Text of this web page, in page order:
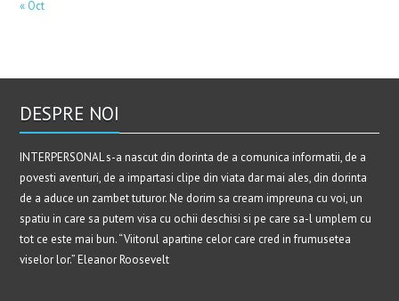
« Oct
DESPRE NOI
INTERPERSONAL s-a nascut din dorinta de a comunica informatii, de a
povesti aventuri, de a impartasi clipe din viata dar mai ales, din dorinta
de a aduce un zambet tuturor. Ne dorim sa cream impreuna cu voi, un
spatiu in care sa putem visa cu ochii deschisi si pe care sa-l umplem cu
tot ce este mai bun. “Viitorul apartine celor care cred in frumusetea
viselor lor.” Eleanor Roosevelt